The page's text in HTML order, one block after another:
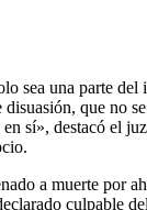
sea una parte del
que no
sí», destacó el
a muerte por
culpable